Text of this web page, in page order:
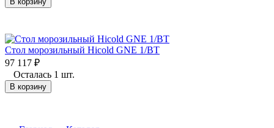
Стол морозильный Hicold GNE 1/BT
97 117 ₽
Осталась 1 шт.
В корзину